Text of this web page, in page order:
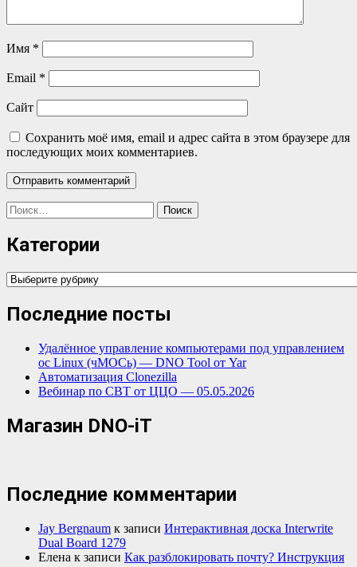
Имя *
Email *
Сайт
Сохранить моё имя, email и адрес сайта в этом браузере для
последующих моих комментариев.
Найти:
Категории
Категории
Последние посты
Удалённое управление компьютерами под управлением
ос Linux (чМОСь) — DNO Tool от Yar
Автоматизация Clonezilla
Вебинар по СВТ от ЦЦО — 05.05.2026
Магазин DNO-iT
Последние комментарии
Jay Bergnaum к записи Интерактивная доска Interwrite
Dual Board 1279
Елена к записи Как разблокировать почту? Инструкция